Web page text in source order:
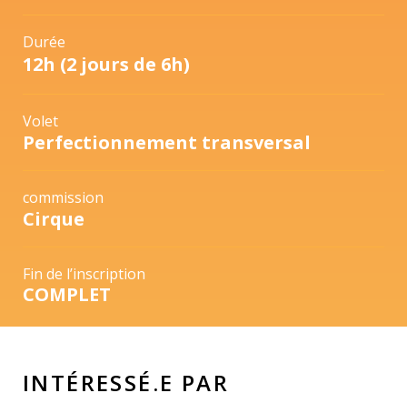
Durée
12h (2 jours de 6h)
Volet
Perfectionnement transversal
commission
Cirque
Fin de l’inscription
COMPLET
INTÉRESSÉ.E PAR